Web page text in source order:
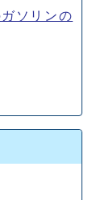
ソリンの